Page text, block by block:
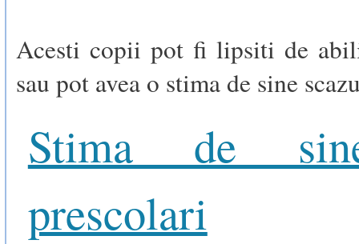
Acesti copii pot fi lipsiti de
sau pot avea o stima de sine
Stima de
prescolari